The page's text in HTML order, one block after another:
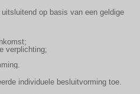
op basis van een geldige
verplichting;
individuele besluitvorming toe.